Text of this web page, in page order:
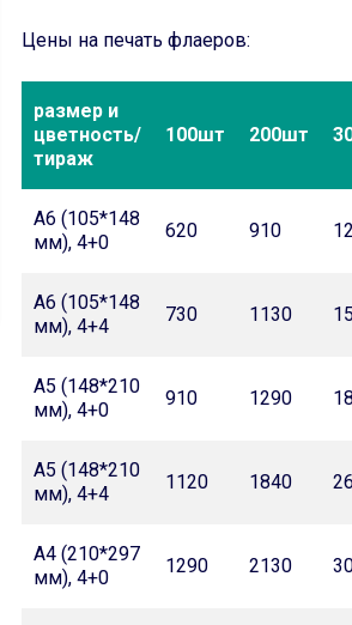
Цены на печать флаеров:
размер и
цветность/
тираж
100шт 200шт
А6 (105*148
мм), 4+0
620 910
А6 (105*148
мм), 4+4
730 1130
А5 (148*210
мм), 4+0
910 1290
А5 (148*210
мм), 4+4
1120 1840
А4 (210*297
мм), 4+0
1290 2130